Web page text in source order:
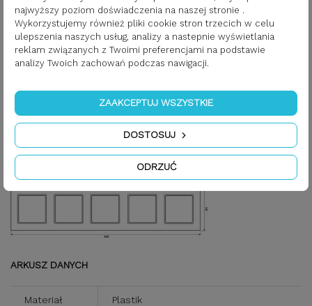
Wymiary serii Acreation.
*z wyłączeniem koloru antracytowego, który jest kilka mm
większy.
ARKUSZ DANYCH
Materiał Plastik
najwyższy poziom doświadczenia na naszej stronie .
Wykorzystujemy również pliki cookie stron trzecich w celu
ulepszenia naszych usług, analizy a nastepnie wyświetlania
reklam związanych z Twoimi preferencjami na podstawie
analizy Twoich zachowań podczas nawigacji.
ODRZUĆ
DOSTOSUJ
ZAAKCEPTUJ WSZYSTKIE